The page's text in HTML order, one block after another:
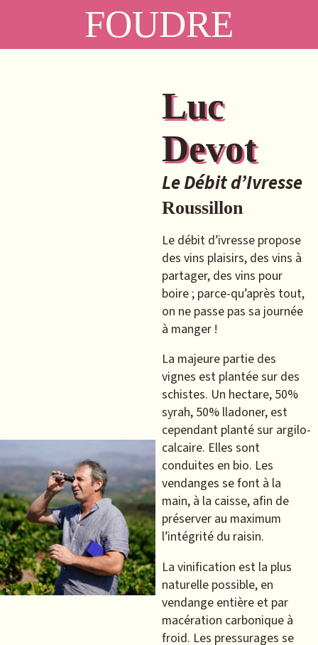
FOUDRE
Luc
Devot
Le Débit d’Ivresse
Roussillon
Le débit d’ivresse propose
des vins plaisirs, des vins à
partager, des vins pour
boire ; parce-qu’après tout,
on ne passe pas sa journée
à manger !
La majeure partie des
vignes est plantée sur des
schistes. Un hectare, 50%
syrah, 50% lladoner, est
cependant planté sur argilo-
calcaire. Elles sont
conduites en bio. Les
vendanges se font à la
main, à la caisse, afin de
préserver au maximum
l’intégrité du raisin.
La vinification est la plus
naturelle possible, en
vendange entière et par
macération carbonique à
froid. Les pressurages se